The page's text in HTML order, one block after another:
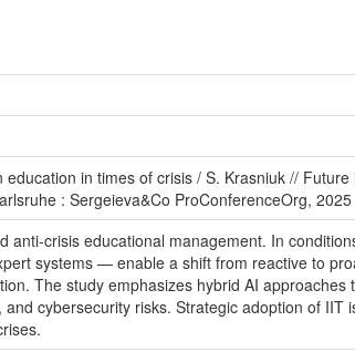
in times of crisis / S. Krasniuk //
: Sergeieva&Co ProConferenceOrg,
crisis educational management. In
systems — enable a shift from reactive to
The study emphasizes hybrid AI approaches
cybersecurity risks. Strategic adoption of IIT